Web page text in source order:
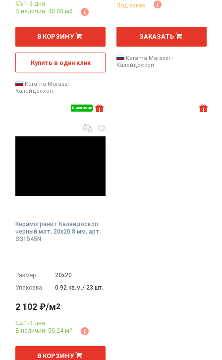
В наличии
1-3 дня
В наличии: 40.08 м2
м
В КОРЗИНУ
Купить в один клик
Kerama Marazzi -
Калейдоскоп
Под заказ
м
ЗАКАЗАТЬ
Kerama Marazzi -
Калейдоскоп
Керамогранит Калейдоскоп
черный мат, 20x20 8 мм, арт.
SG1545N
Размер
20х20
Упаковка
0.92 кв.м./ 23 шт.
2 102 ₽/м2
1-3 дня
В наличии: 50.24 м2
м
В КОРЗИНУ